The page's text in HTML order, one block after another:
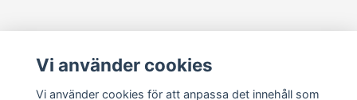
Vi använder cookies
Vi använder cookies för att anpassa det innehåll som